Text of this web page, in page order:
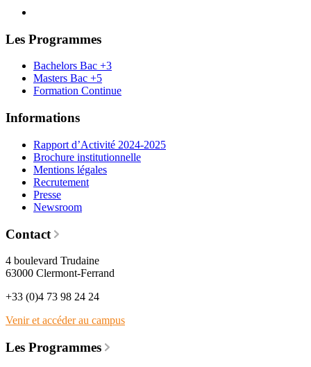
Les Programmes
Bachelors Bac +3
Masters Bac +5
Formation Continue
Informations
Rapport d’Activité 2024-2025
Brochure institutionnelle
Mentions légales
Recrutement
Presse
Newsroom
Contact
4 boulevard Trudaine
63000 Clermont-Ferrand
+33 (0)4 73 98 24 24
Venir et accéder au campus
Les Programmes